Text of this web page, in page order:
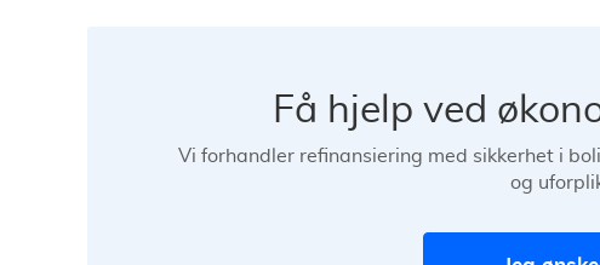
Få hjelp ved
Vi forhandler refinansiering med sikkerhet i
og